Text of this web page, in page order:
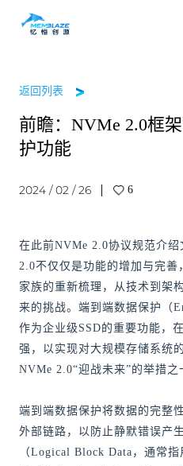
返回列表
前瞻：NVMe 2.0框
护功能
2024 / 02 / 26 6
在此前NVMe 2.0协议规范介
2.0不仅仅是功能的增加与完善
家族的重新梳理，从技术到架
来的挑战。端到端数据保护（
作为企业级SSD的重要功能，
强，以实现对大规模存储系统
NVMe 2.0“迎战未来”的举措之
端到端数据保护将数据的完整
外部链路，以防止静默错误
（Logical Block Data，通常